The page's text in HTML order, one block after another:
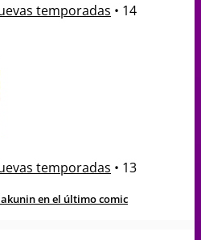
temporadas • 14
temporadas • 13
en el último comic